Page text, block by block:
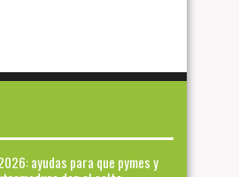
ayudas para que pymes y